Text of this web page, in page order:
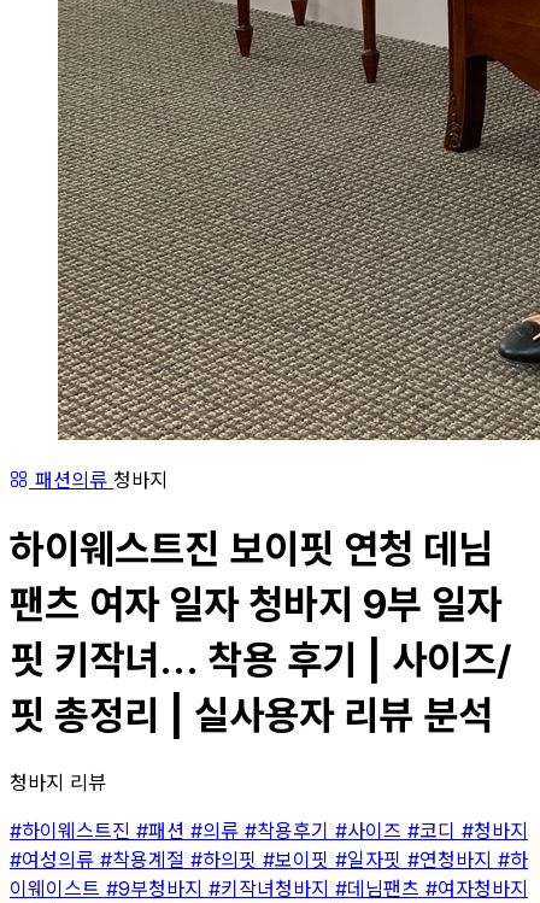
패션의류 청바지
하이웨스트진 보이핏 연청 데님
팬츠 여자 일자 청바지 9부 일자
핏 키작녀... 착용 후기 | 사이즈/
핏 총정리 | 실사용자 리뷰 분석
청바지 리뷰
#하이웨스트진 #패션 #의류 #착용후기 #사이즈 #코디 #청바지
#여성의류 #착용계절 #하의핏 #보이핏 #일자핏 #연청바지 #하
이웨이스트 #9부청바지 #키작녀청바지 #데님팬츠 #여자청바지